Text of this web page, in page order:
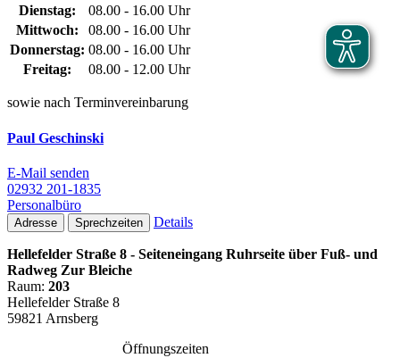
Dienstag:
08.00 - 16.00 Uhr
Mittwoch:
08.00 - 16.00 Uhr
Donnerstag: 08.00 - 16.00 Uhr
Freitag:
08.00 - 12.00 Uhr
sowie nach Terminvereinbarung
Paul Geschinski
E-Mail senden
02932 201-1835
Personalbüro
Adresse Sprechzeiten Details
Hellefelder Straße 8 - Seiteneingang Ruhrseite über Fuß- und
Radweg Zur Bleiche
Raum: 203
Hellefelder Straße 8
59821 Arnsberg
Öffnungszeiten